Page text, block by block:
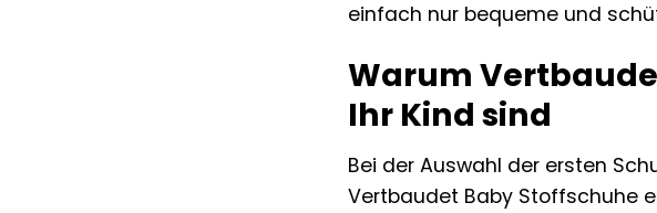
einfach nur bequeme und
Warum
Ihr Kind sind
Bei der Auswahl der ersten
Vertbaudet Baby Stoffschuhe